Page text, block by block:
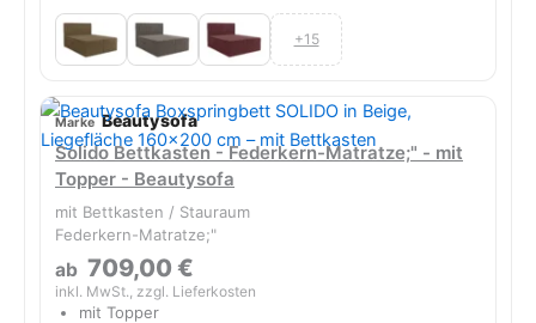
+15
Beautysofa
Solido Bettkasten - Federkern-Matratze;" - mit
Topper - Beautysofa
mit Bettkasten / Stauraum
Federkern-Matratze;"
ab 709,00 €
inkl. MwSt., zzgl. Lieferkosten
mit Topper